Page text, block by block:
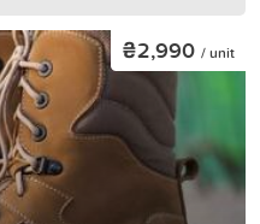
₴2,990 / unit